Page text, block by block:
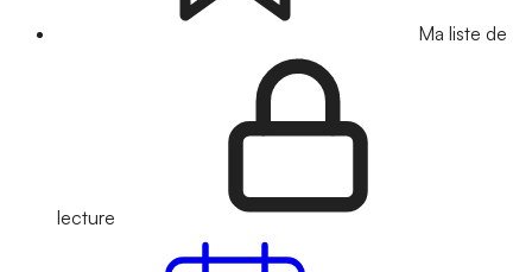
Ma liste de
lecture